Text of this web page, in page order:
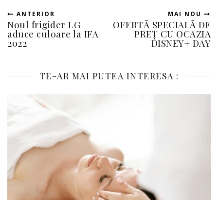
ANTERIOR
Noul frigider LG
aduce culoare la IFA
2022
MAI NOU
OFERTĂ SPECIALĂ DE
PREȚ CU OCAZIA
DISNEY+ DAY
TE-AR MAI PUTEA INTERESA :